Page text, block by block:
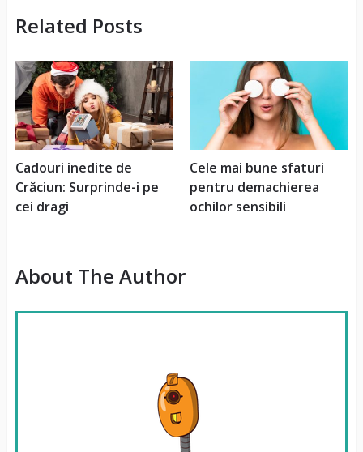
Related Posts
Cadouri inedite de
Crăciun: Surprinde-i pe
cei dragi
Cele mai bune sfaturi
pentru demachierea
ochilor sensibili
About The Author